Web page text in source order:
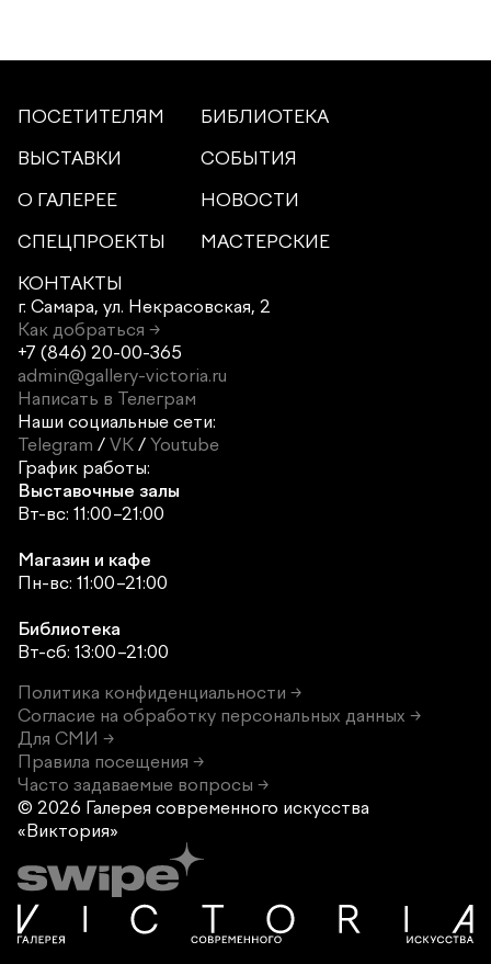
ПОСЕТИТЕЛЯМ
БИБЛИОТЕКА
ВЫСТАВКИ
СОБЫТИЯ
О ГАЛЕРЕЕ
НОВОСТИ
СПЕЦПРОЕКТЫ
МАСТЕРСКИЕ
КОНТАКТЫ
г. Самара, ул. Некрасовская, 2
Как добраться →
+7 (846) 20-00-365
admin@gallery-victoria.ru
Написать в Телеграм
Наши социальные сети:
Telegram / VK / Youtube
График работы:
Выставочные залы
Вт-вс: 11:00–21:00
Магазин и кафе
Пн-вс: 11:00–21:00
Библиотека
Вт-сб: 13:00–21:00
Политика конфиденциальности →
Согласие на обработку персональных данных →
Для СМИ →
Правила посещения →
Часто задаваемые вопросы →
© 2026 Галерея современного искусства
«Виктория»